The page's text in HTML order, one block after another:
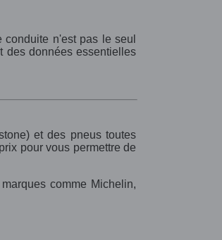
n'est pas le seul
des données essentielles
et des pneus toutes
pour vous permettre de
comme Michelin,